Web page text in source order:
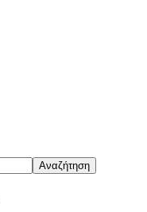
Αναζήτηση